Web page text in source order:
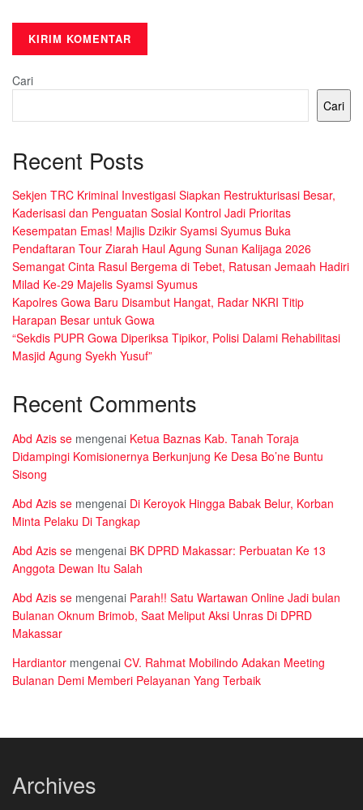
Cari
Cari
Recent Posts
Sekjen TRC Kriminal Investigasi Siapkan Restrukturisasi Besar,
Kaderisasi dan Penguatan Sosial Kontrol Jadi Prioritas
Kesempatan Emas! Majlis Dzikir Syamsi Syumus Buka
Pendaftaran Tour Ziarah Haul Agung Sunan Kalijaga 2026
Semangat Cinta Rasul Bergema di Tebet, Ratusan Jemaah Hadiri
Milad Ke-29 Majelis Syamsi Syumus
Kapolres Gowa Baru Disambut Hangat, Radar NKRI Titip
Harapan Besar untuk Gowa
“Sekdis PUPR Gowa Diperiksa Tipikor, Polisi Dalami Rehabilitasi
Masjid Agung Syekh Yusuf”
Recent Comments
Abd Azis se mengenai Ketua Baznas Kab. Tanah Toraja
Didampingi Komisionernya Berkunjung Ke Desa Bo’ne Buntu
Sisong
Abd Azis se mengenai Di Keroyok Hingga Babak Belur, Korban
Minta Pelaku Di Tangkap
Abd Azis se mengenai BK DPRD Makassar: Perbuatan Ke 13
Anggota Dewan Itu Salah
Abd Azis se mengenai Parah!! Satu Wartawan Online Jadi bulan
Bulanan Oknum Brimob, Saat Meliput Aksi Unras Di DPRD
Makassar
Hardiantor mengenai CV. Rahmat Mobilindo Adakan Meeting
Bulanan Demi Memberi Pelayanan Yang Terbaik
Archives